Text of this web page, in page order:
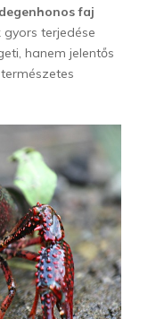
faj
terjedése
hanem jelentős